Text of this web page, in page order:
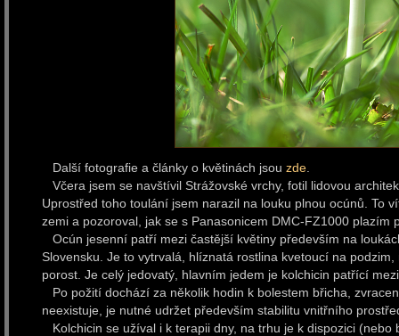
Další fotografie a články o květinách jsou zde.
Včera jsem se navštívil Strážovské vrchy, fotil lidovou
Uprostřed toho toulání jsem narazil na louku plnou ocúnů. To
zemi a pozoroval, jak se s Panasonicem DMC-FZ1000 plazím
Ocún jesenní patří mezi častější květiny především na
Slovensku. Je to vytrvalá, hlíznatá rostlina kvetoucí na
porost. Je celý jedovatý, hlavním jedem je kolchicin patřící
Po požití dochází za několik hodin k bolestem břicha,
neexistuje, je nutné udržet především stabilitu vnitřního
Kolchicin se užíval i k terapii dny, na trhu je k dispozici (nebo